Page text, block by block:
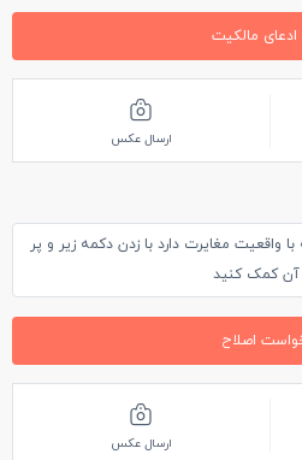
مالکیت
ارسال عکس
واقعیت مغایرت دارد با زدن دکمه زیر و پر
آن کمک کنید
اصلاح
ارسال عکس